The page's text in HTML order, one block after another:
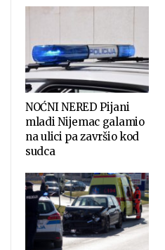
NOĆNI NERED Pijani
mladi Nijemac galamio
na ulici pa završio kod
sudca